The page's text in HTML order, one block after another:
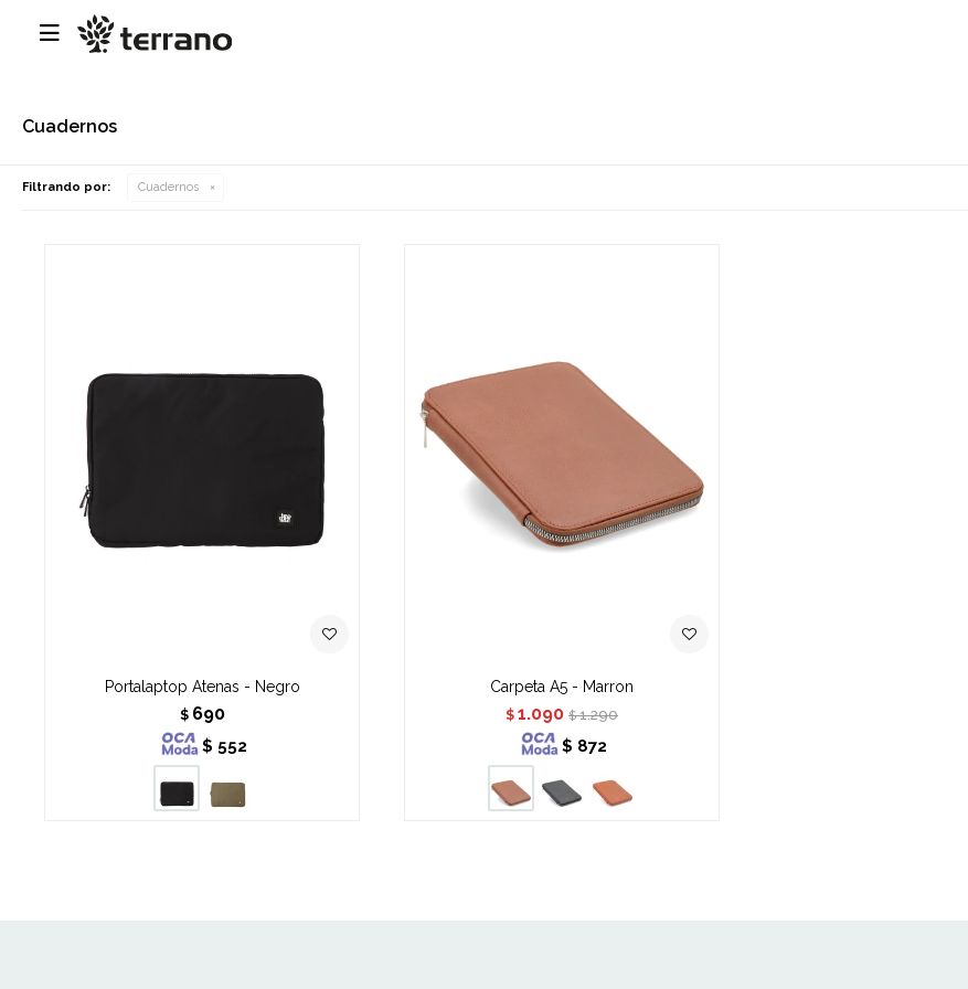

Cuadernos
Filtrando por: Cuadernos
Portalaptop Atenas - Negro
$ 690
$ 552
Carpeta A5 - Marron
$ 1.090 $ 1.290
$ 872